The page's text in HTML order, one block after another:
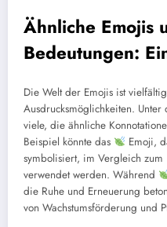
Ähnliche Emojis
Bedeutungen:
Die Welt der Emojis ist
Ausdrucksmöglichkeiten.
viele, die ähnliche
Beispiel könnte das
Emoji,
symbolisiert, im Vergleich zum
verwendet werden. Während
die Ruhe und Erneuerung
von Wachstumsförderung und